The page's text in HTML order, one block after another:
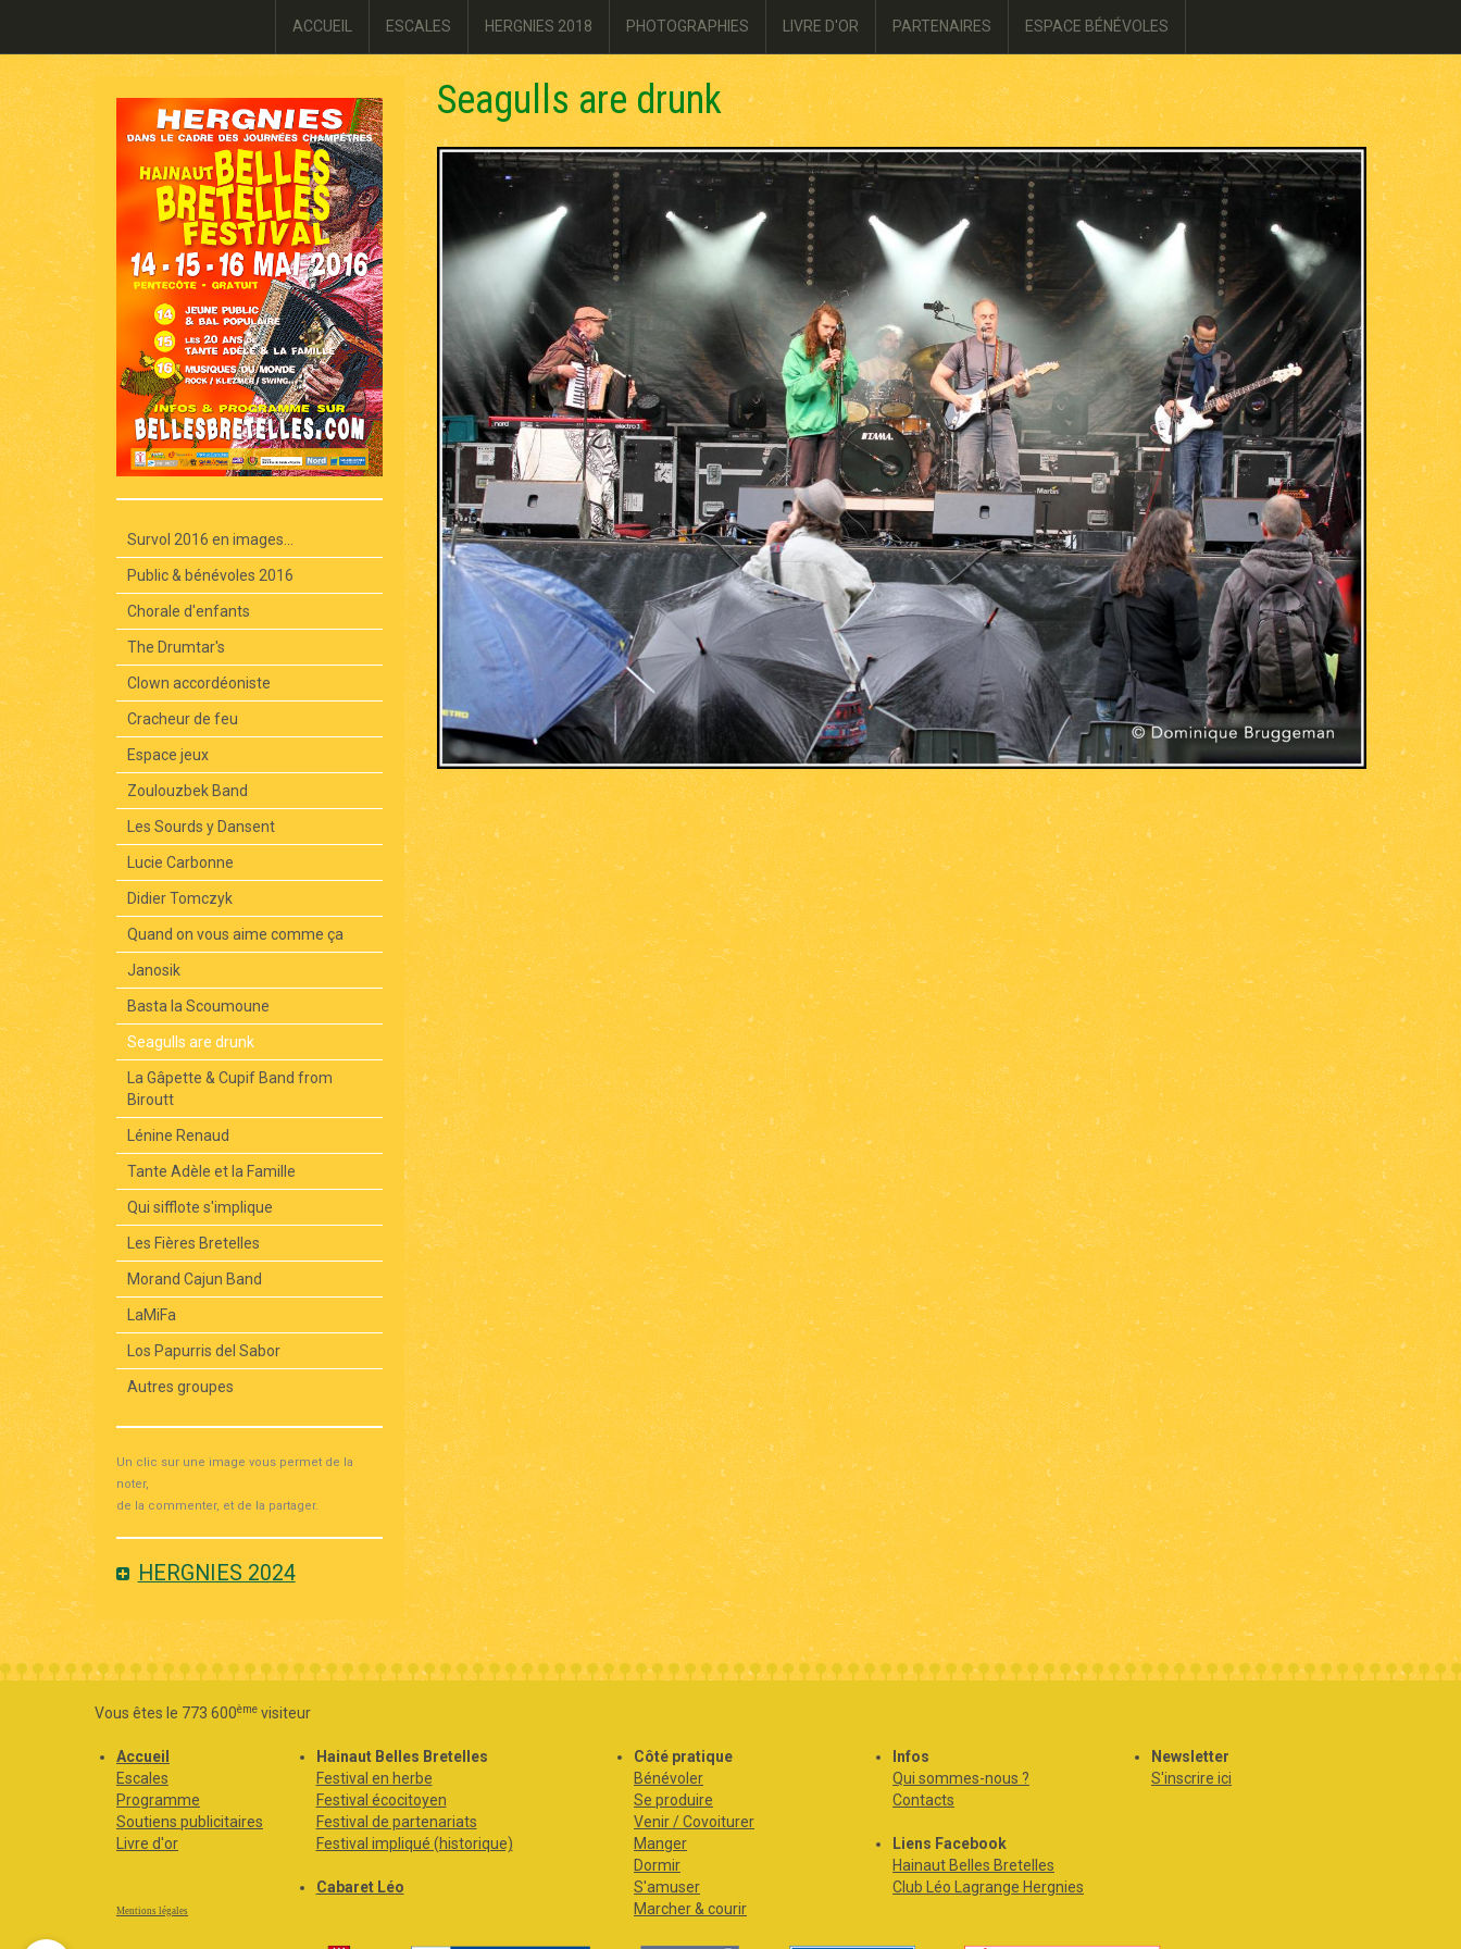
ACCUEIL ESCALES HERGNIES 2018 PHOTOGRAPHIES LIVRE D'OR PARTENAIRES ESPACE BÉNÉVOLES
Seagulls are drunk
Survol 2016 en images...
Public & bénévoles 2016
Chorale d'enfants
The Drumtar's
Clown accordéoniste
Cracheur de feu
Espace jeux
Zoulouzbek Band
Les Sourds y Dansent
Lucie Carbonne
Didier Tomczyk
Quand on vous aime comme ça
Janosik
Basta la Scoumoune
Seagulls are drunk
La Gâpette & Cupif Band from
Biroutt
Lénine Renaud
Tante Adèle et la Famille
Qui sifflote s'implique
Les Fières Bretelles
Morand Cajun Band
LaMiFa
Los Papurris del Sabor
Autres groupes
Un clic sur une image vous permet de la
noter,
de la commenter, et de la partager.
HERGNIES 2024
Vous êtes le 773 600ème visiteur
Accueil
Escales
Programme
Soutiens publicitaires
Livre d'or
Mentions légales
Hainaut Belles Bretelles
Festival en herbe
Festival écocitoyen
Festival de partenariats
Festival impliqué (historique)
Cabaret Léo
Côté pratique
Bénévoler
Se produire
Venir / Covoiturer
Manger
Dormir
S'amuser
Marcher & courir
Infos
Qui sommes-nous ?
Contacts
Liens Facebook
Hainaut Belles Bretelles
Club Léo Lagrange Hergnies
Newsletter
S'inscrire ici